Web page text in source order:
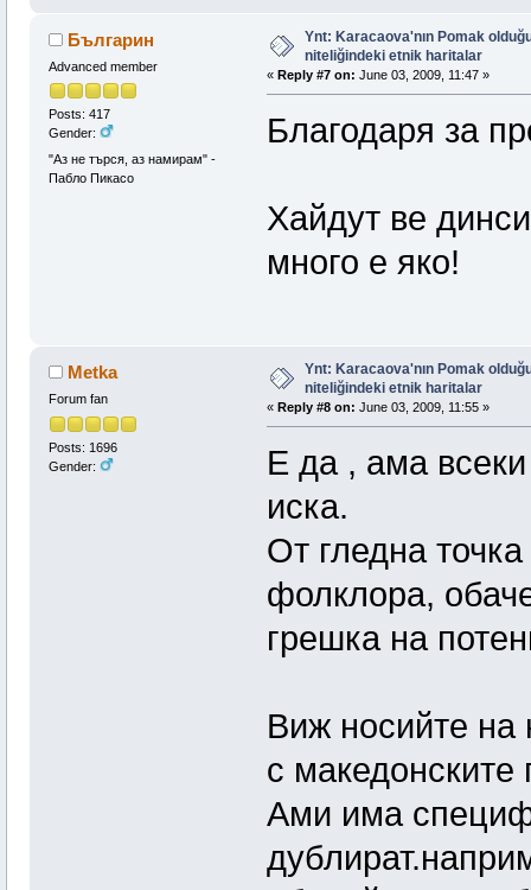
Българин
Advanced member
Posts: 417
Gender:
"Аз не търся, аз намирам" -
Пабло Пикасо
Ynt: Karacaova'nın Pomak
niteliğindeki etnik haritalar
« Reply #7 on: June 03, 2009, 11:47 »
Благодаря за
Хайдут ве
много е яко!
Metka
Forum fan
Posts: 1696
Gender:
Ynt: Karacaova'nın Pomak
niteliğindeki etnik haritalar
« Reply #8 on: June 03, 2009, 11:55 »
E да , ама
иска.
От гледна
фолклора,
грешка на
Виж носийте на
с македонските
Ами има